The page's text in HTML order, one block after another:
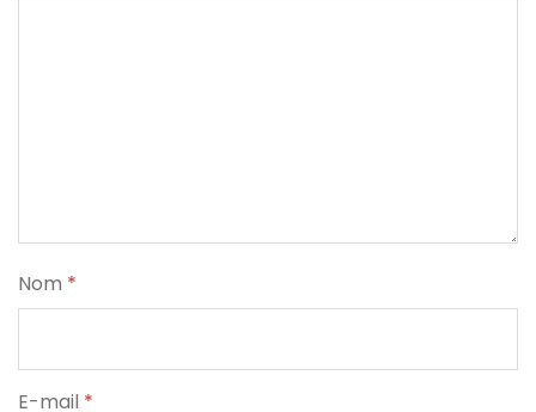
Nom *
E-mail *